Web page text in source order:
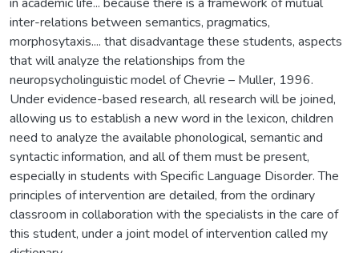
inter-relations between semantics, pragmatics,
morphosytaxis.... that disadvantage these students, aspects
that will analyze the relationships from the
neuropsycholinguistic model of Chevrie – Muller, 1996.
Under evidence-based research, all research will be joined,
allowing us to establish a new word in the lexicon, children
need to analyze the available phonological, semantic and
syntactic information, and all of them must be present,
especially in students with Specific Language Disorder. The
principles of intervention are detailed, from the ordinary
classroom in collaboration with the specialists in the care of
this student, under a joint model of intervention called my